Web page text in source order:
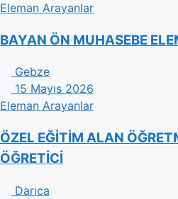
Eleman Arayanlar
BAYAN ÖN MUHASEBE
Gebze
15 Mayıs 2026
Eleman Arayanlar
ÖZEL EĞİTİM ALAN
ÖĞRETİCİ
Darıca